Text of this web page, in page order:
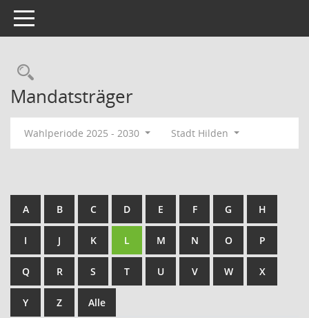
Toggle navigation
Rechercheauswahl
Mandatsträger
Wahlperiode 2025 - 2030 Stadt Hilden
A B C D E F G H
I J K L M N O P
Q R S T U V W X
Y Z Alle